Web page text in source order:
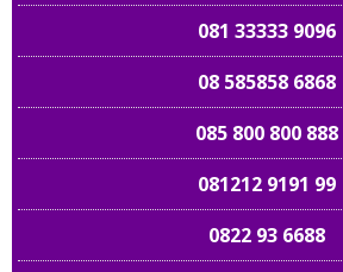
081 33333 9096
08 585858 6868
085 800 800 888
081212 9191 99
0822 93 6688